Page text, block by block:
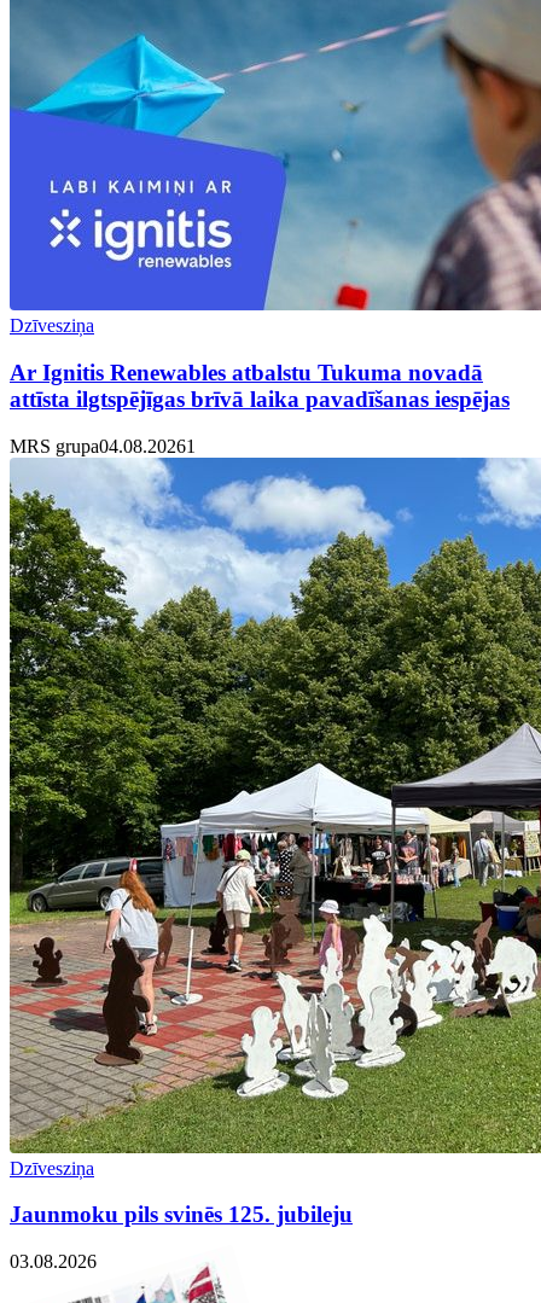
Dzīvesziņa
Ar Ignitis Renewables atbalstu Tukuma novadā
attīsta ilgtspējīgas brīvā laika pavadīšanas iespējas
MRS grupa04.08.20261
Dzīvesziņa
Jaunmoku pils svinēs 125. jubileju
03.08.2026